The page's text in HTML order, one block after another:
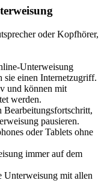
oder Kopfhörer,
Unterweisung
sie einen Internetzugriff.
und können mit
werden.
pausieren.
oder Tablets ohne
immer auf dem
Unterweisung mit allen